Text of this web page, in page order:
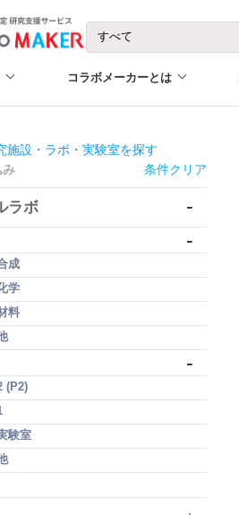
コラボメーカーとは
施設・ラボ・実験室を探す
条件クリア
ラボ -
-
成
学
料
-
(P2)
験室